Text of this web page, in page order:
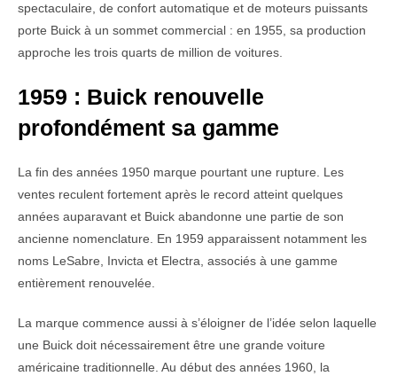
spectaculaire, de confort automatique et de moteurs puissants
porte Buick à un sommet commercial : en 1955, sa production
approche les trois quarts de million de voitures.
1959 : Buick renouvelle
profondément sa gamme
La fin des années 1950 marque pourtant une rupture. Les
ventes reculent fortement après le record atteint quelques
années auparavant et Buick abandonne une partie de son
ancienne nomenclature. En 1959 apparaissent notamment les
noms LeSabre, Invicta et Electra, associés à une gamme
entièrement renouvelée.
La marque commence aussi à s’éloigner de l’idée selon laquelle
une Buick doit nécessairement être une grande voiture
américaine traditionnelle. Au début des années 1960, la